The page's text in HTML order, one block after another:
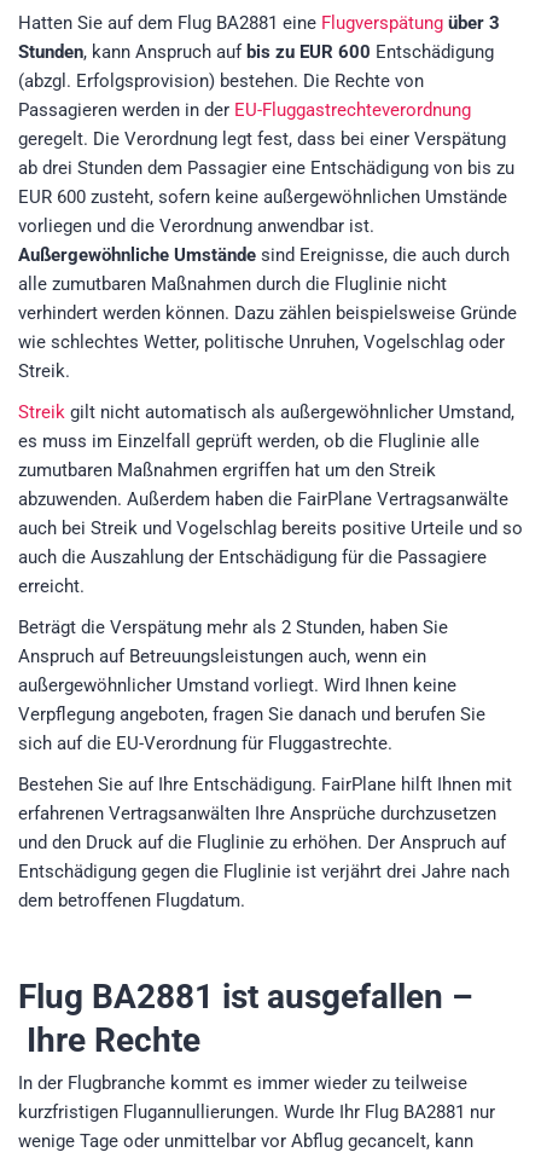
Hatten Sie auf dem Flug BA2881 eine Flugverspätung über 3
Stunden, kann Anspruch auf bis zu EUR 600 Entschädigung
(abzgl. Erfolgsprovision) bestehen. Die Rechte von
Passagieren werden in der EU-Fluggastrechteverordnung
geregelt. Die Verordnung legt fest, dass bei einer Verspätung
ab drei Stunden dem Passagier eine Entschädigung von bis zu
EUR 600 zusteht, sofern keine außergewöhnlichen Umstände
vorliegen und die Verordnung anwendbar ist.
Außergewöhnliche Umstände sind Ereignisse, die auch durch
alle zumutbaren Maßnahmen durch die Fluglinie nicht
verhindert werden können. Dazu zählen beispielsweise Gründe
wie schlechtes Wetter, politische Unruhen, Vogelschlag oder
Streik.
Streik gilt nicht automatisch als außergewöhnlicher Umstand,
es muss im Einzelfall geprüft werden, ob die Fluglinie alle
zumutbaren Maßnahmen ergriffen hat um den Streik
abzuwenden. Außerdem haben die FairPlane Vertragsanwälte
auch bei Streik und Vogelschlag bereits positive Urteile und so
auch die Auszahlung der Entschädigung für die Passagiere
erreicht.
Beträgt die Verspätung mehr als 2 Stunden, haben Sie
Anspruch auf Betreuungsleistungen auch, wenn ein
außergewöhnlicher Umstand vorliegt. Wird Ihnen keine
Verpflegung angeboten, fragen Sie danach und berufen Sie
sich auf die EU-Verordnung für Fluggastrechte.
Bestehen Sie auf Ihre Entschädigung. FairPlane hilft Ihnen mit
erfahrenen Vertragsanwälten Ihre Ansprüche durchzusetzen
und den Druck auf die Fluglinie zu erhöhen. Der Anspruch auf
Entschädigung gegen die Fluglinie ist verjährt drei Jahre nach
dem betroffenen Flugdatum.
Flug BA2881 ist ausgefallen –
Ihre Rechte
In der Flugbranche kommt es immer wieder zu teilweise
kurzfristigen Flugannullierungen. Wurde Ihr Flug BA2881 nur
wenige Tage oder unmittelbar vor Abflug gecancelt, kann